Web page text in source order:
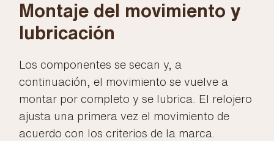
Montaje del movimiento y
lubricación
Los componentes se secan y, a
continuación, el movimiento se vuelve a
montar por completo y se lubrica. El relojero
ajusta una primera vez el movimiento de
acuerdo con los criterios de la marca.